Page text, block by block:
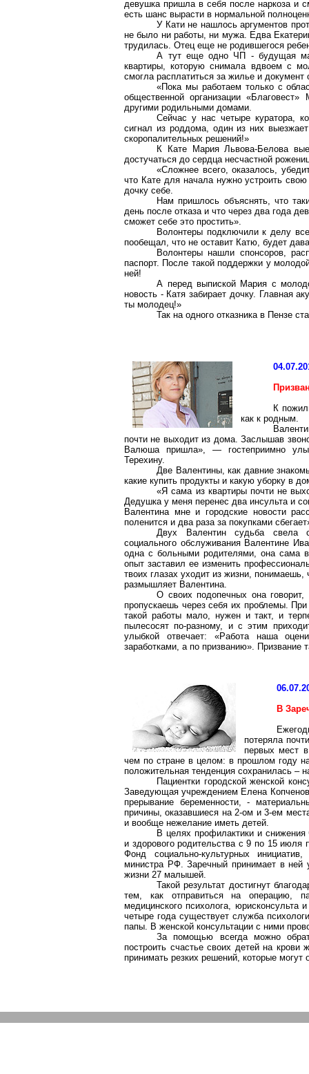
девушка пришла в себя после наркоза и
есть шанс вырасти в нормальной
У Кати не нашлось аргументов
не было ни работы, ни мужа. Едва
трудилась. Отец еще не родившегося
А тут еще одно ЧП - будущая
квартиры, которую снимала вдвоем с
смогла расплатиться за жилье и
«Пока мы работаем только с
общественной организации
другими родильными домами.
Сейчас у нас четыре куратора,
сигнал из роддома, один из них
скоропалительных решений!»
К Кате Мария Львова-Белова
достучаться до сердца несчастной
«Сложнее всего, оказалось,
что Кате для начала нужно устроить
дочку себе.
Нам пришлось объяснять, что
день после отказа и что через два года
сможет себе это простить».
Волонтеры подключили к делу
пообещал, что не оставит Катю, будет
Волонтеры нашли спонсоров,
паспорт. После такой поддержки у
ней!
А перед выпиской Мария с
новость - Катя забирает дочку. Главная
ты молодец!»
Так на одного отказника в Пензе
К
как к родным.
почти не выходит из дома. Заслышав
Валюша пришла», — гостеприимно
Терехину.
Две Валентины, как давние
какие купить продукты и какую уборку в
«Я сама из квартиры почти не
Дедушка у меня перенес два инсульта и
Валентина мне и городские новости
поленится и два раза за покупками
Двух Валентин судьба свела
социального обслуживания Валентине
одна с больными родителями, она сама
опыт заставил ее изменить
твоих глазах уходит из жизни,
размышляет Валентина.
О своих подопечных она
пропускаешь через себя их проблемы.
такой работы мало, нужен и такт, и
пылесосят по-разному, и с этим
улыбкой отвечает: «Работа наша
заработками, а по призванию».
В
потеряла
первых мест
чем по стране в целом: в прошлом году
положительная тенденция сохранилась –
Пациентки городской женской
Заведующая учреждением Елена
прерывание беременности, -
причины, оказавшиеся на 2-ом и 3-ем
и вообще нежелание иметь детей.
В целях профилактики и
и здорового родительства с 9 по 15 июля
Фонд социально-культурных
министра РФ. Заречный принимает в ней
жизни 27 малышей.
Такой результат достигнут
тем, как отправиться на операцию,
медицинского психолога, юрисконсульта
четыре года существует служба
папы. В женской консультации с ними
За помощью всегда можно
построить счастье своих детей на
принимать резких решений, которые могут